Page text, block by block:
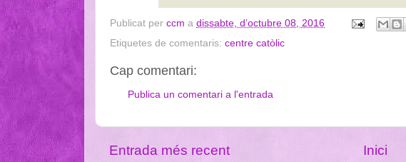
Publicat per ccm a dissabte, d’octubre 08, 2016
Etiquetes de comentaris: centre catòlic
Cap comentari:
Publica un comentari a l'entrada
Entrada més recent Inici